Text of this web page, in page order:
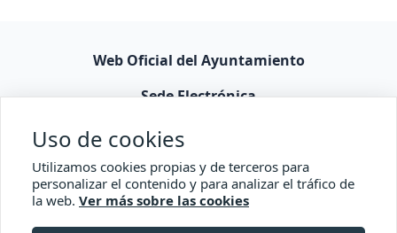
Web Oficial del Ayuntamiento
Sede Electrónica
Comisionado Transparencia
Accesibilidad
Protección de datos
Uso de cookies
Utilizamos cookies propias y de terceros para
personalizar el contenido y para analizar el tráfico de
la web. Ver más sobre las cookies